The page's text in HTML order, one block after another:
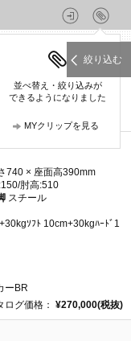
並べ替え・絞り込みが
できるようになりました
MYクリップを見る
絞り込む
CRAS
740 × 座面高390mm
肘高:510
スチール
ｿﾌﾄ 10cm+30kgﾊｰﾄﾞ1
ーBR
ログ価格： ¥270,000(税抜)